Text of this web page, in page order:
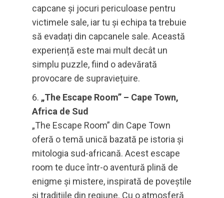
capcane și jocuri periculoase pentru
victimele sale, iar tu și echipa ta trebuie
să evadați din capcanele sale. Această
experiență este mai mult decât un
simplu puzzle, fiind o adevărată
provocare de supraviețuire.
„The Escape Room” – Cape Town,
Africa de Sud
„The Escape Room” din Cape Town
oferă o temă unică bazată pe istoria și
mitologia sud-africană. Acest escape
room te duce într-o aventură plină de
enigme și mistere, inspirată de poveștile
și tradițiile din regiune. Cu o atmosferă